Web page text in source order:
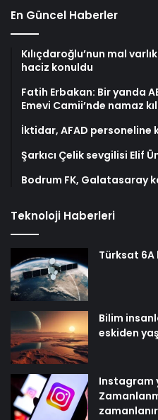
En Güncel Haberler
Kılıçdaroğlu’nun mal
haciz konuldu
Fatih Erbakan: Bir yanda
Emevi Camii’nde namaz
İktidar, AFAD personeline
Şarkıcı Çelik sevgilisi Elif
Bodrum FK, Galatasaray
Teknoloji Haberleri
Türksat 6A
Bilim
eskiden
Instagram